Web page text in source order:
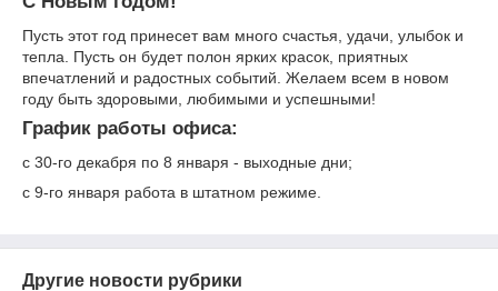
Пусть этот год принесет вам много счастья, удачи, улыбок и
тепла. Пусть он будет полон ярких красок, приятных
впечатлений и радостных событий. Желаем всем в новом
году быть здоровыми, любимыми и успешными!
График работы офиса:
c 30-го декабря по 8 января - выходные дни;
c 9-го января работа в штатном режиме.
Другие новости рубрики